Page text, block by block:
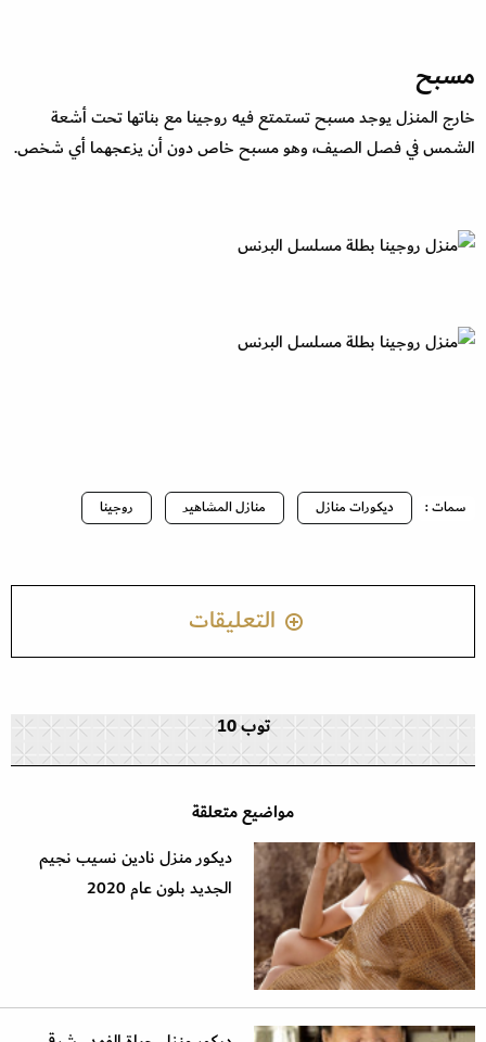
مسبح
خارج المنزل يوجد مسبح تستمتع فيه روجينا مع بناتها تحت أشعة
الشمس في فصل الصيف، وهو مسبح خاص دون أن يزعجهما أي شخص.
سمات : ديكورات منازل منازل المشاهير روجينا
التعليقات
توب 10
مواضيع متعلقة
ديكور منزل نادين نسيب نجيم
الجديد بلون عام 2020